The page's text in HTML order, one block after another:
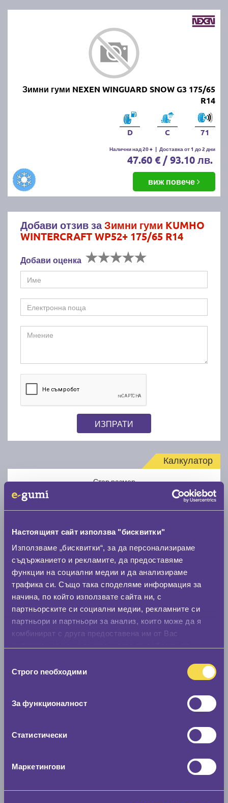
Настоящият сайт използва "бисквитки"
Използваме „бисквитки“, за да персонализираме
съдържанието и рекламите, да предоставяме
функции на социални медии и да анализираме
трафика си. Също така споделяме информация за
начина, по който използвате сайта ни, с
партньорските си социални медии, рекламните си
партньори и партньори за анализ, които може да я
комбинират с друга предоставена им от Вас
наСтрого nеобходими
За функционалност
Статистически
Маркетингови
Зимни гуми NEXEN WINGUARD SNOW G3 175/65
R14
D C 71
Налични над 20 + | Доставка от 1 до 2 дни
47.60 € / 93.10 лв.
виж повече
Добави отзив заЗимни гуми KUMHO
WINTERCRAFT WP52+ 175/65 R14
Добави оценка
ИЗПРАТИ
Калкулатор
Стар размер
Нов размер
Стар размер
Скоростомер при 100
По марка автомобил